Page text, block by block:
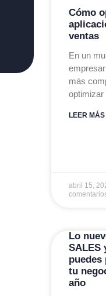
Cómo
ventas
En un
más
optimizar
LEER MÁS
abril 15,
Lo
SALES
puedes
tu
año